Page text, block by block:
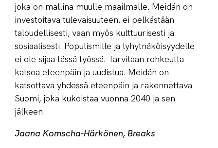
joka on mallina muulle maailmalle. Meidän on
investoitava tulevaisuuteen, ei pelkästään
taloudellisesti, vaan myös kulttuurisesti ja
sosiaalisesti. Populismille ja lyhytnäköisyydelle
ei ole sijaa tässä työssä. Tarvitaan rohkeutta
katsoa eteenpäin ja uudistua. Meidän on
katsottava yhdessä eteenpäin ja rakennettava
Suomi, joka kukoistaa vuonna 2040 ja sen
jälkeen.
Jaana Komscha-Härkönen, Breaks